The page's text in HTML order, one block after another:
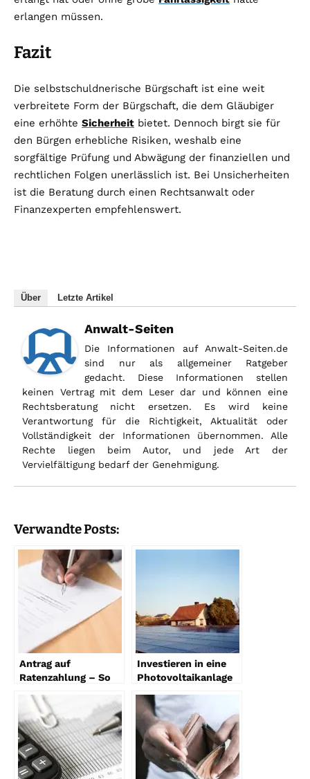
erlangen müssen.
Fazit
Die selbstschuldnerische Bürgschaft ist eine weit
verbreitete Form der Bürgschaft, die dem Gläubiger
eine erhöhte Sicherheit bietet. Dennoch birgt sie für
den Bürgen erhebliche Risiken, weshalb eine
sorgfältige Prüfung und Abwägung der finanziellen und
rechtlichen Folgen unerlässlich ist. Bei Unsicherheiten
ist die Beratung durch einen Rechtsanwalt oder
Finanzexperten empfehlenswert.
Über Letzte Artikel
Anwalt-Seiten
Die Informationen auf Anwalt-Seiten.de
sind nur als allgemeiner Ratgeber
gedacht. Diese Informationen stellen
keinen Vertrag mit dem Leser dar und können eine
Rechtsberatung nicht ersetzen. Es wird keine
Verantwortung für die Richtigkeit, Aktualität oder
Vollständigkeit der Informationen übernommen. Alle
Rechte liegen beim Autor, und jede Art der
Vervielfältigung bedarf der Genehmigung.
Verwandte Posts:
Antrag auf
Ratenzahlung – So
Zahlungen
Investieren in eine
Photovoltaikanlage